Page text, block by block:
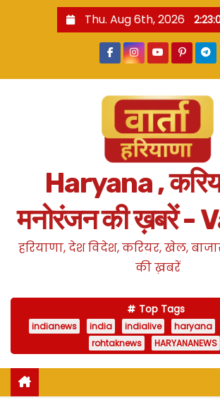
Thu. Aug 6th, 2026
Haryana ,
मनोरंजन की ख़बरें -
हरियाणा, देश विदेश, करियर, खेल,
की ख़बरें
Top Tags
indianews india indialive haryana
rohtaknews
HARYANANEWS